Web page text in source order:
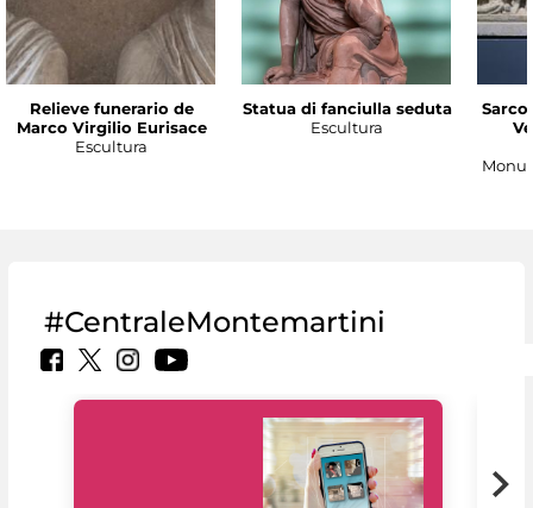
Relieve funerario de
Marco Virgilio Eurisace
Escultura
Statua di fanciulla seduta
Escultura
#CentraleMontemartini